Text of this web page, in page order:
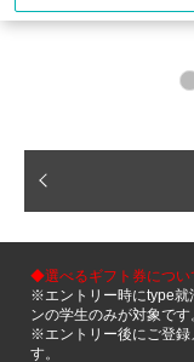
◆選べるギフト券につい
※エントリー時にtype就
ンの学生のみが対象です
※エントリー後にご登録
す。